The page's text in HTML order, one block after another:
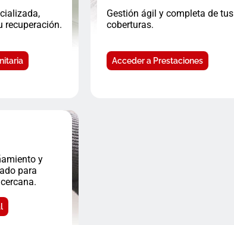
recuperación.
Gestión ágil y completa de tus
coberturas.
Acceder a Prestaciones
y
para